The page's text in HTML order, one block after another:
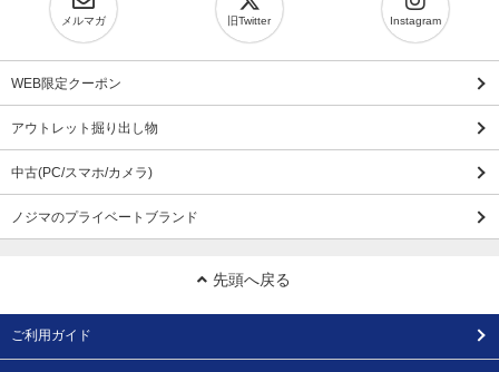
メルマガ 旧Twitter Instagram
WEB限定クーポン
アウトレット掘り出し物
中古(PC/スマホ/カメラ)
ノジマのプライベートブランド
先頭へ戻る
ご利用ガイド